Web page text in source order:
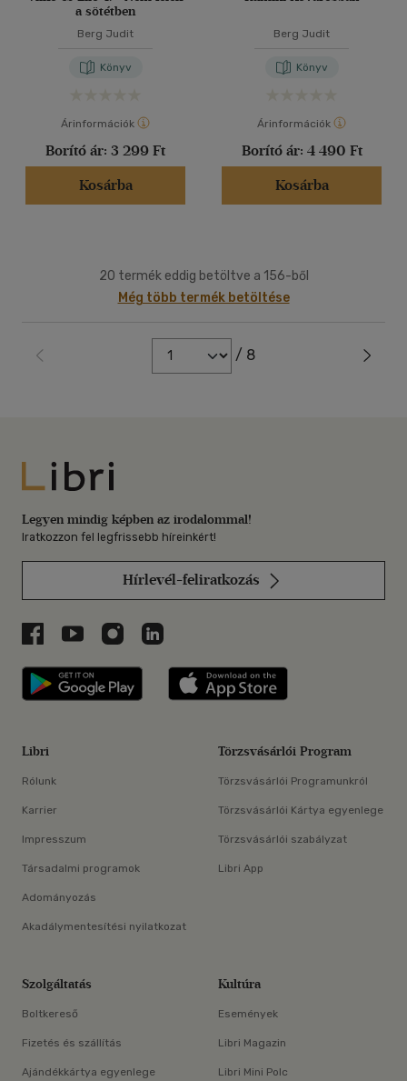
a sötétben
Berg Judit
Könyv
Árinformációk
Borító ár: 3 299 Ft
Kosárba
Berg Judit
Könyv
Árinformációk
Borító ár: 4 490 Ft
Kosárba
20 termék eddig betöltve a 156-ből
Még több termék betöltése
/ 8
Libri
Legyen mindig képben az irodalommal!
Iratkozzon fel legfrissebb híreinkért!
Hírlevél-feliratkozás
Libri a Facebookon
Libri a Youtube-on
Libri az Instagramon
Libri a LinkedInen
Libri applikáció Szerezd meg: Google
Libri
Rólunk
Karrier
Impresszum
Társadalmi programok
Adományozás
Akadálymentesítési nyilatkozat
Törzsvásárlói Program
Törzsvásárlói Programunkról
Törzsvásárlói Kártya egyenlege
Törzsvásárlói szabályzat
Libri App
Szolgáltatás
Boltkereső
Fizetés és szállítás
Ajándékkártya egyenlege
Kultúra
Események
Libri Magazin
Libri Mini Polc